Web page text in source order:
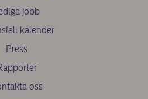
jobb
kalender
Press
oss